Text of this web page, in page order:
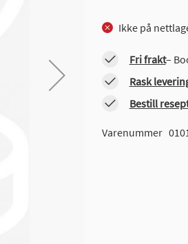
Ikke på
Fri frakt–
Rask
Bestill
Varenummer